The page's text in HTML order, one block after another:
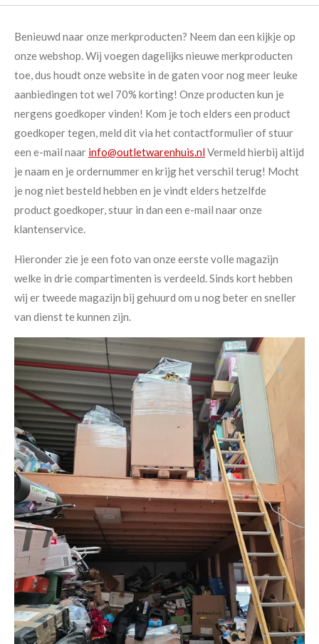
Benieuwd naar onze merkproducten? Neem dan een kijkje op
onze webshop. Wij voegen dagelijks nieuwe merkproducten
toe, dus houdt onze website in de gaten voor nog meer leuke
aanbiedingen tot wel 70% korting! Onze producten kun je
nergens goedkoper vinden! Kom je toch elders een product
goedkoper tegen, meld dit via het contactformulier of stuur
een e-mail naar info@outletwarenhuis.nlVermeld hierbij altijd
je naam en je ordernummer en krijg het verschil terug! Mocht
je nog niet besteld hebben en je vindt elders hetzelfde
product goedkoper, stuur in dan een e-mail naar onze
klantenservice.
Hieronder zie je een foto van onze eerste volle magazijn
welke in drie compartimenten is verdeeld. Sinds kort hebben
wij er tweede magazijn bij gehuurd om u nog beter en sneller
van dienst te kunnen zijn.